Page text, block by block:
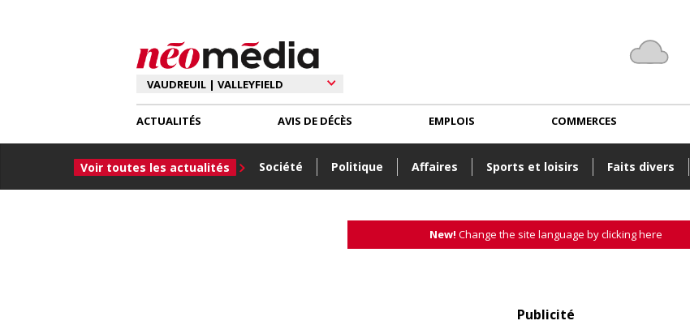
ACTUALITÉS
Voir toutes les actualités Société Politique Affaires Sports et loisirs Faits divers
AVIS DE DÉCÈS EMPLOIS COMMERCES
New! Change the site language by clicking here
Publicité